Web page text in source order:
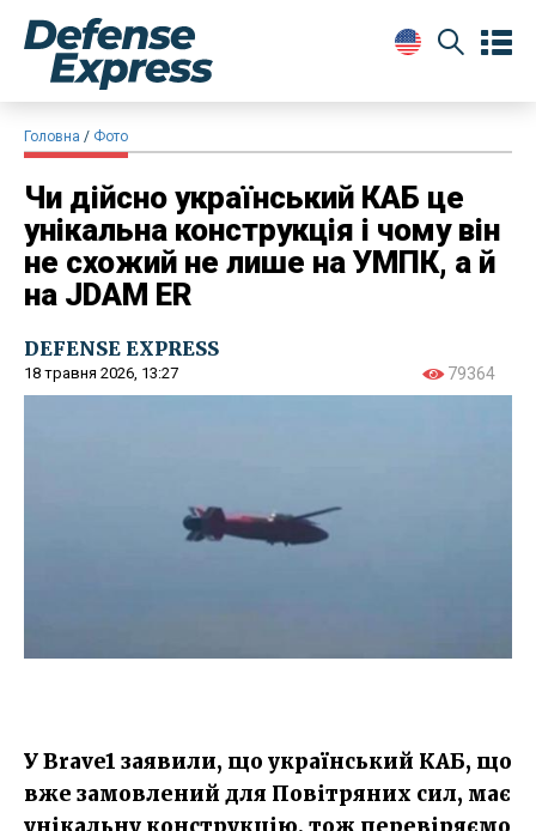
Головна Фото
Чи дійсно український КАБ це
унікальна конструкція і чому він
не схожий не лише на УМПК, а й
на JDAM ER
DEFENSE EXPRESS
18 травня 2026, 13:27 79364
У Brave1 заявили, що український КАБ, що
вже замовлений для Повітряних сил, має